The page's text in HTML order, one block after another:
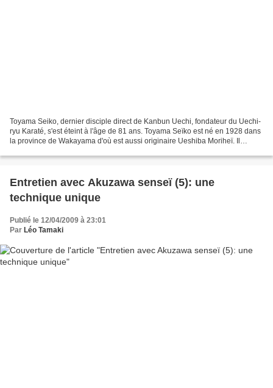
Toyama Seiko, dernier disciple direct de Kanbun Uechi, fondateur du Uechi-
ryu Karaté, s'est éteint à l'âge de 81 ans. Toyama Seïko est né en 1928 dans
la province de Wakayama d'où est aussi originaire Ueshiba Moriheï. Il
Entretien avec Akuzawa senseï (5): une
technique unique
Publié le 12/04/2009 à 23:01
Par Léo Tamaki